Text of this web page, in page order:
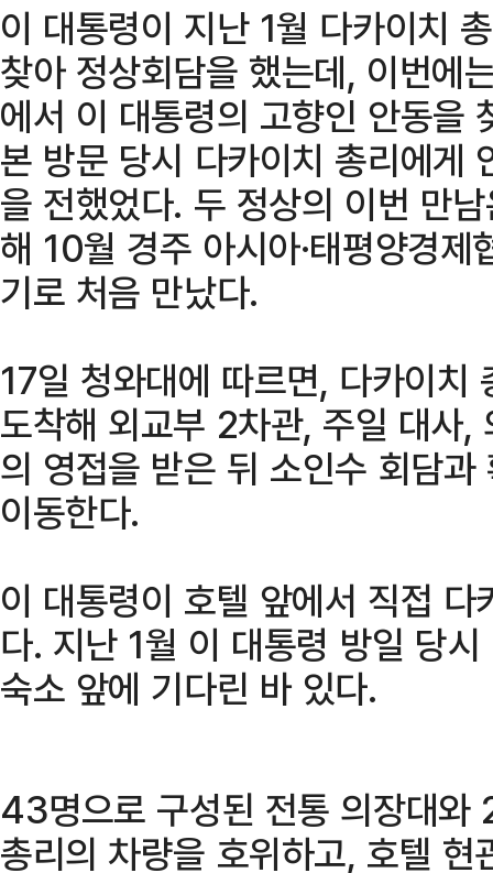
이 대통령이 지난 1월 다카이치
찾아 정상회담을 했는데, 이번에
에서 이 대통령의 고향인 안동을
본 방문 당시 다카이치 총리에게
을 전했었다. 두 정상의 이번 만
해 10월 경주 아시아·태평양경
기로 처음 만났다.
17일 청와대에 따르면, 다카이치
도착해 외교부 2차관, 주일 대사,
의 영접을 받은 뒤 소인수 회담
이동한다.
이 대통령이 호텔 앞에서 직접
다. 지난 1월 이 대통령 방일 당
숙소 앞에 기다린 바 있다.
43명으로 구성된 전통 의장대와
총리의 차량을 호위하고, 호텔